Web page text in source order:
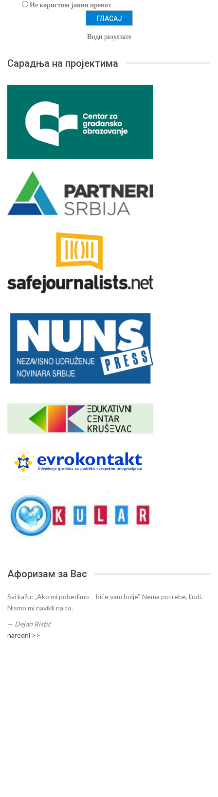
Не користим јавни превоз
Види резултате
Сарадња на пројектима
Афоризам за Вас
Svi kažu: „Ako mi pobedimo – biće vam bolje”. Nema potrebe, ljudi.
Nismo mi navikli na to.
— Dejan Ristić
naredni >>